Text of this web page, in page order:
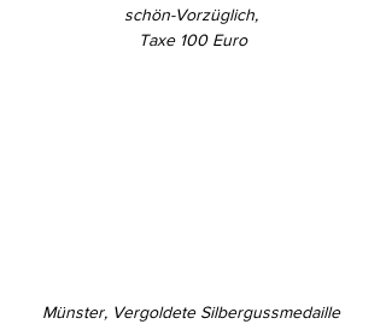
schön-Vorzüglich,
Taxe 100 Euro
Münster, Vergoldete Silbergussmedaille